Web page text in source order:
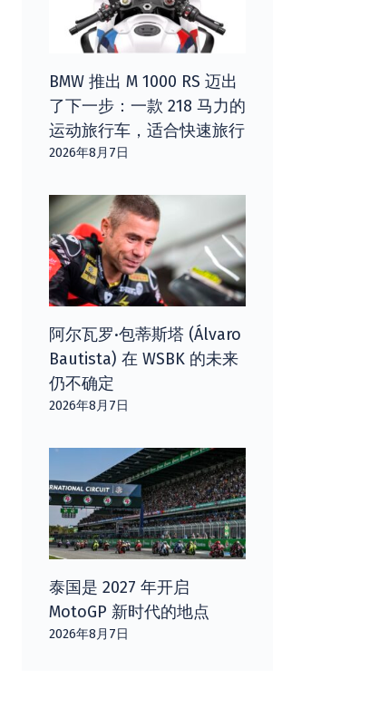
BMW 推出 M 1000 RS 迈出
了下一步：一款 218 马力的
运动旅行车，适合快速旅行
2026年8月7日
阿尔瓦罗·包蒂斯塔 (Álvaro
Bautista) 在 WSBK 的未来
仍不确定
2026年8月7日
泰国是 2027 年开启
MotoGP 新时代的地点
2026年8月7日